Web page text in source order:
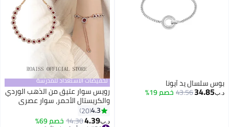
بوس سلسال يد آيونا
د.ب‏34.85
43.56خصم 19%
تخفيضات الاستعداد للمدرسة
رويس سوار عتيق من الذهب الوردي
والكريستال الأحمر، سوار عصري
مرصع بأحجار الراين الكريستالية،
سوار زفاف للعرائس والفتيات، سوار
4.3
20
د.ب‏4.39
14.30خصم 69%